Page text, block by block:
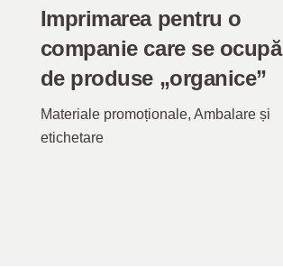
Imprimarea pentru o
companie care se ocupă
de produse „organice”
Materiale promoționale, Ambalare și
etichetare